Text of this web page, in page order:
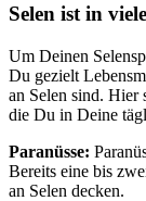
Selen ist in
Um Deinen
Du gezielt
an Selen sind. Hier
die Du in Deine
Paranüsse:
Bereits eine bis
an Selen decken.